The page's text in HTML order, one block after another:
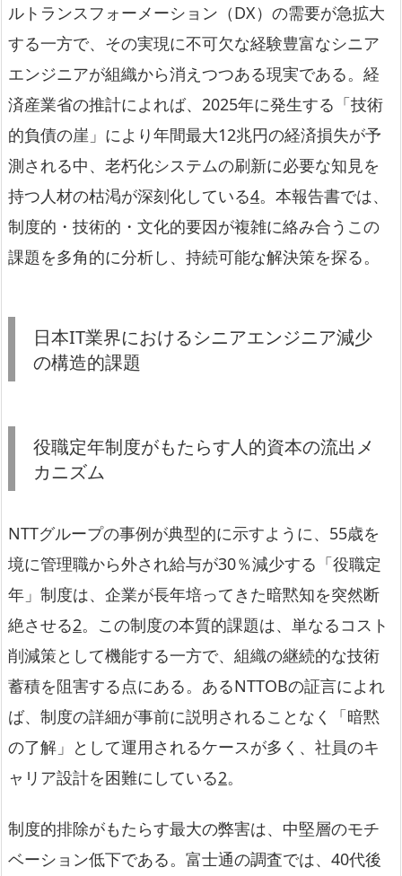
ルトランスフォーメーション（DX）の需要が急拡大
する一方で、その実現に不可欠な経験豊富なシニア
エンジニアが組織から消えつつある現実である。経
済産業省の推計によれば、2025年に発生する「技術
的負債の崖」により年間最大12兆円の経済損失が予
測される中、老朽化システムの刷新に必要な知見を
持つ人材の枯渇が深刻化している4。本報告書では、
制度的・技術的・文化的要因が複雑に絡み合うこの
課題を多角的に分析し、持続可能な解決策を探る。
日本IT業界におけるシニアエンジニア減少
の構造的課題
役職定年制度がもたらす人的資本の流出メ
カニズム
NTTグループの事例が典型的に示すように、55歳を
境に管理職から外され給与が30％減少する「役職定
年」制度は、企業が長年培ってきた暗黙知を突然断
絶させる2。この制度の本質的課題は、単なるコスト
削減策として機能する一方で、組織の継続的な技術
蓄積を阻害する点にある。あるNTTOBの証言によれ
ば、制度の詳細が事前に説明されることなく「暗黙
の了解」として運用されるケースが多く、社員のキ
ャリア設計を困難にしている2。
制度的排除がもたらす最大の弊害は、中堅層のモチ
ベーション低下である。富士通の調査では、40代後